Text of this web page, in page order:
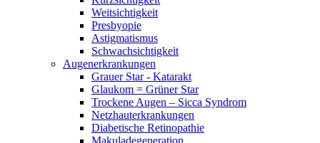
Weitsichtigkeit
Presbyopie
Astigmatismus
Schwachsichtigkeit
Augenerkrankungen
Grauer Star - Katarakt
Glaukom = Grüner Star
Trockene Augen – Sicca Syndrom
Netzhauterkrankungen
Diabetische Retinopathie
Makuladegeneration